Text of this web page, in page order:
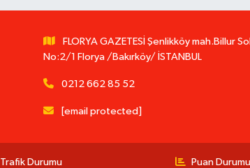
FLORYA GAZETESİ Şenlikköy mah.Billur
No:2/1 Florya /Bakırköy/ İSTANBUL
0212 662 85 52
[email protected]
Trafik Durumu Puan